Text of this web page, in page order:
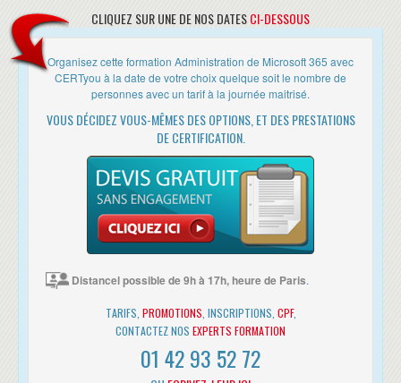
CONFIGURER LES SERVICES SHAREPOINT ONLINE
Planifier et configurer les collections de sites Sharepoint
Planifier et configurer le partage des utilisateurs externes
Ateliers : Configuration des paramètres SharePoint Online, Création
et configuration des collections de sites SharePoint Online,
Configuration et vérification du partage d'utilisateurs externes
Planification et configuration d'une solution de collaboration Office
PLANIFIER ET GÉRER YAMMER ENTERPRISE
Planifier et configurer OneDrive for Business
Configurer les groupes Office 365
Ateliers : Configurer Yammer Enterprise, OneDrive for Business, et
les groupes Office 365
Office 365
VUE D'ENSEMBLE DES FONCTIONNALITÉS DE CONFORMITÉ DANS OFFICE
Planifier et configurer Azure Information Protection dans office 365
Gérer les fonctionnalités de conformité dans Office 365
CLIQUEZ SUR UNE DE NOS DATESCI-DESSOUS
Organisez cette formation Administration de Microsoft 365 avec
CERTyou à la date de votre choix quelque soit le nombre de
personnes avec un tarif à la journée maitrisé.
VOUS DÉCIDEZ VOUS-MÊMES DES OPTIONS, ET DES PRESTATIONS
DE CERTIFICATION.
Distancel possible de 9h à 17h, heure de Paris.
TARIFS, PROMOTIONS , INSCRIPTIONS, CPF,
CONTACTEZ NOS EXPERTS FORMATION
01 42 93 52 72